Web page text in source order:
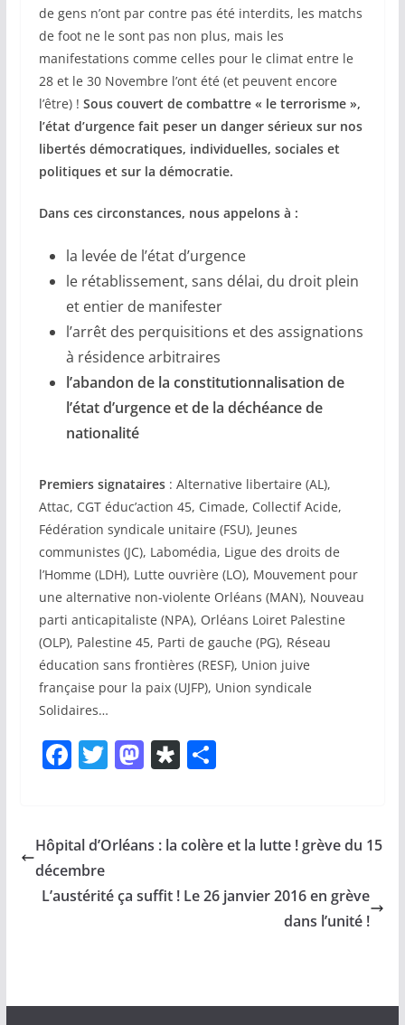
de gens n’ont par contre pas été interdits, les matchs
de foot ne le sont pas non plus, mais les
manifestations comme celles pour le climat entre le
28 et le 30 Novembre l’ont été (et peuvent encore
l’être) ! Sous couvert de combattre « le terrorisme »,
l’état d’urgence fait peser un danger sérieux sur nos
libertés démocratiques, individuelles, sociales et
politiques et sur la démocratie.
Dans ces circonstances, nous appelons à :
la levée de l’état d’urgence
le rétablissement, sans délai, du droit plein
et entier de manifester
l’arrêt des perquisitions et des assignations
à résidence arbitraires
l’abandon de la constitutionnalisation de
l’état d’urgence et de la déchéance de
nationalité
Premiers signataires: Alternative libertaire (AL),
Attac, CGT éduc’action 45, Cimade, Collectif Acide,
Fédération syndicale unitaire (FSU), Jeunes
communistes (JC), Labomédia, Ligue des droits de
l’Homme (LDH), Lutte ouvrière (LO), Mouvement pour
une alternative non-violente Orléans (MAN), Nouveau
parti anticapitaliste (NPA), Orléans Loiret Palestine
(OLP), Palestine 45, Parti de gauche (PG), Réseau
éducation sans frontières (RESF), Union juive
française pour la paix (UJFP), Union syndicale
Solidaires…
F
e
b
o
T
er
M
o
o
Di
p
a
P
g
Hôpital d’Orléans : la colère et la lutte ! grève du 15
décembre
L’austérité ça suffit ! Le 26 janvier 2016 en grève
dans l’unité !